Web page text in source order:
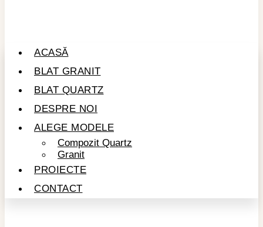
ACASĂ
BLAT GRANIT
BLAT QUARTZ
DESPRE NOI
ALEGE MODELE
Compozit Quartz
Granit
PROIECTE
CONTACT